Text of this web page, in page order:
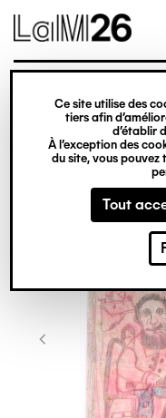
Gestion des cookies
Ce site utilise des
tiers afin
d’établir
À l’exception des
du site, vous pouvez
Tout
contenu